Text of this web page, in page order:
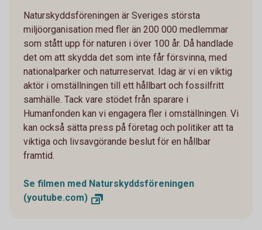
Naturskyddsföreningen är Sveriges största
miljöorganisation med fler än 200 000 medlemmar
som stått upp för naturen i över 100 år. Då handlade
det om att skydda det som inte får försvinna, med
nationalparker och naturreservat. Idag är vi en viktig
aktör i omställningen till ett hållbart och fossilfritt
samhälle. Tack vare stödet från sparare i
Humanfonden kan vi engagera fler i omställningen. Vi
kan också sätta press på företag och politiker att ta
viktiga och livsavgörande beslut för en hållbar
framtid.
Se filmen med Naturskyddsföreningen
(youtube.com)